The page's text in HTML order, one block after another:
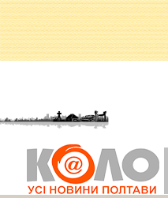
Головна » Новини »
травня